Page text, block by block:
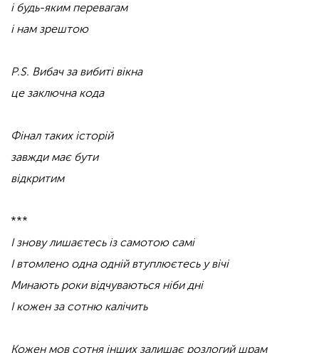
і будь-яким перевагам
і нам зрештою
P.S. Вибач за вибиті вікна
це заключна кода
Фінал таких історій
завжди має бути
відкритим
***
І знову лишаєтесь із самотою самі
І втомлено одна одній втуплюєтесь у вічі
Минають роки відчуваються ніби дні
І кожен за сотню калічить
Кожен мов сотня інших залишає розлогий шрам